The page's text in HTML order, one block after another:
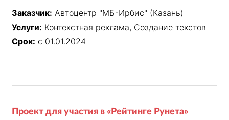
Заказчик: Автоцентр "МБ-Ирбис" (Казань)
Услуги: Контекстная реклама, Создание текстов
Срок: с 01.01.2024
Проект для участия в «Рейтинге Рунета»